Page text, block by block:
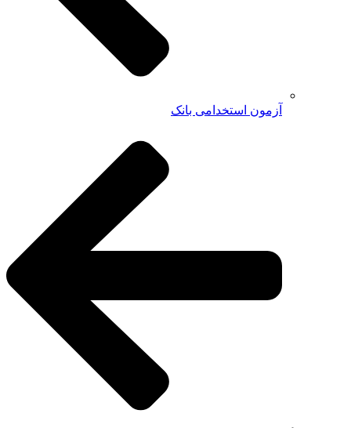
آزمون استخدامی بانک